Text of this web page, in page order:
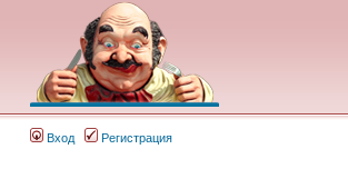
Вход Регистрация